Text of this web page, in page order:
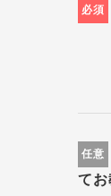
必須
任意
てお